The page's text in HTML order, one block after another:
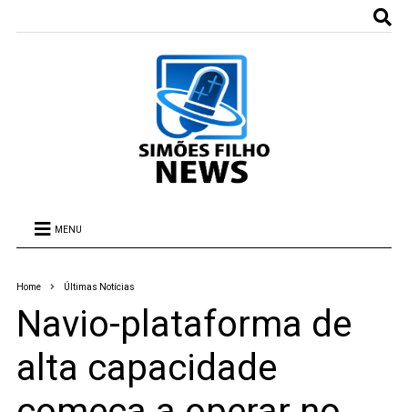
MENU
Home Últimas Notícias
Navio-plataforma de
alta capacidade